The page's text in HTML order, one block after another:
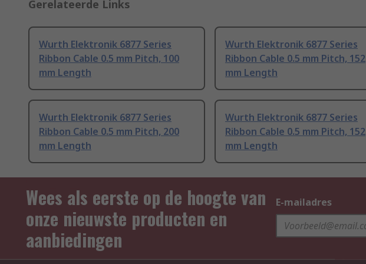
Gerelateerde Links
Wurth Elektronik 6877 Series
Ribbon Cable 0.5 mm Pitch, 100
mm Length
Wurth Elektronik 6877 Series
Ribbon Cable 0.5 mm Pitch, 152
mm Length
Wurth Elektronik 6877 Series
Ribbon Cable 0.5 mm Pitch, 200
mm Length
Wurth Elektronik 6877 Series
Ribbon Cable 0.5 mm Pitch, 152
mm Length
Wees als eerste op de hoogte van
onze nieuwste producten en
aanbiedingen
E-mailadres